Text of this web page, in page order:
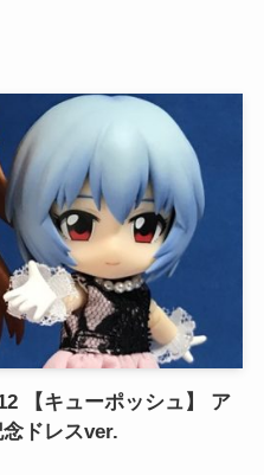
【キューポッシュ】 ア
ドレスver.